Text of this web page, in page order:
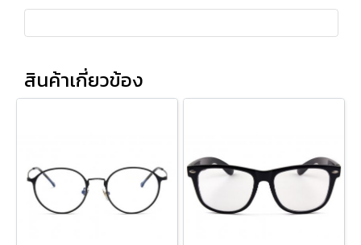
สินค้าเกี่ยวข้อง